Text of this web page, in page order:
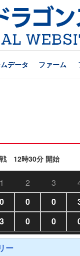
データ ファーム
12時30分 開始
1 2 3
0 0 0
3 0 0
ー